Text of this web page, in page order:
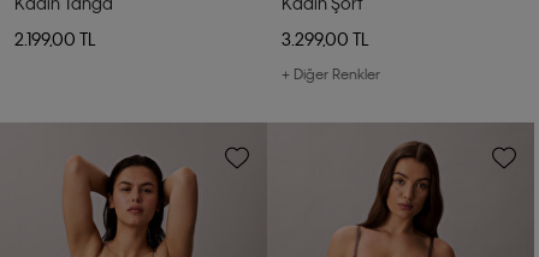
2.199,00 TL
3.299,00 TL
+ Diğer Renkler